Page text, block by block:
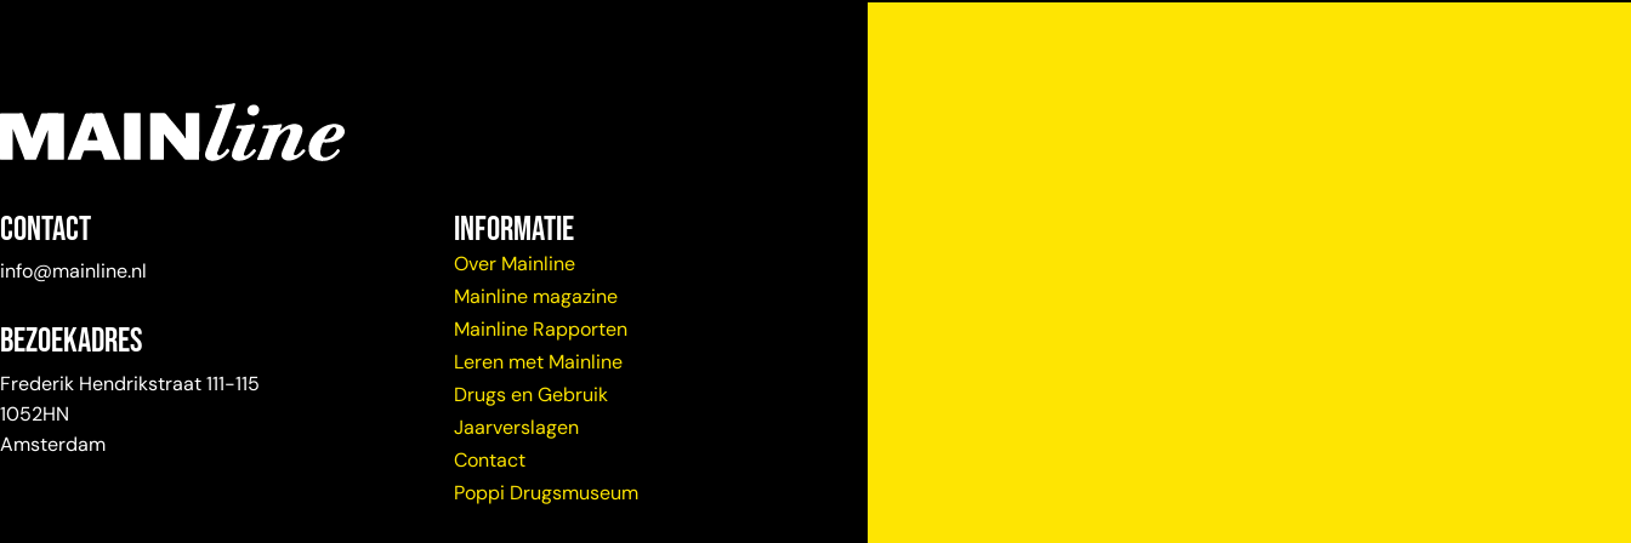
Contact
info@mainline.nl
Bezoekadres
Frederik Hendrikstraat 111-115
1052HN
Amsterdam
Informatie
Over Mainline
Mainline magazine
Mainline Rapporten
Leren met Mainline
Drugs en Gebruik
Jaarverslagen
Contact
Poppi Drugsmuseum